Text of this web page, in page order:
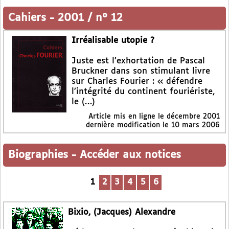
Cahiers - 2001 / n° 12
Irréalisable utopie ?
Juste est l’exhortation de Pascal
Bruckner dans son stimulant livre
sur Charles Fourier : « défendre
l’intégrité du continent fouriériste,
le (…)
Article mis en ligne le décembre 2001
dernière modification le 10 mars 2006
Biographies - Accéder aux notices
1 2 3 4 5 6
Bixio, (Jacques) Alexandre